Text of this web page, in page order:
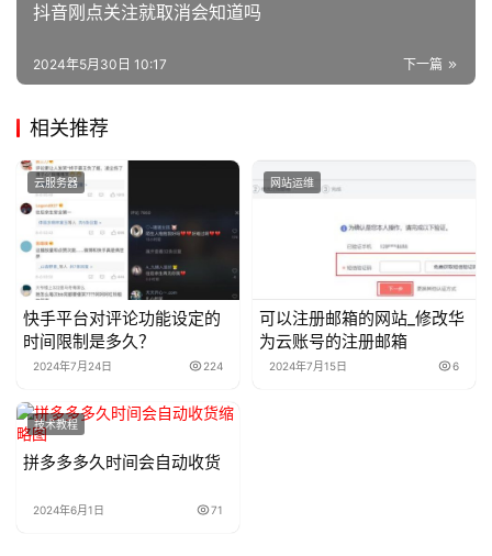
抖音刚点关注就取消会知道吗
下一篇
2024年5月30日 10:17
相关推荐
云服务器
快手平台对评论功能设定的
时间限制是多久？
2024年7月24日 224
网站运维
可以注册邮箱的网站_修改华
为云账号的注册邮箱
2024年7月15日 6
技术教程
拼多多多久时间会自动收货
2024年6月1日 71